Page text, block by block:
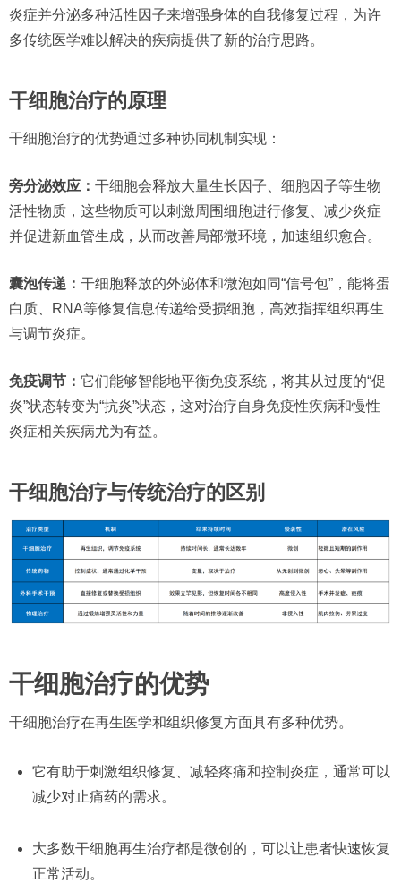
炎症并分泌多种活性因子来增强身体的自我修复过程，为许
多传统医学难以解决的疾病提供了新的治疗思路。
干细胞治疗的原理
干细胞治疗的优势通过多种协同机制实现：
旁分泌效应： 干细胞会释放大量生长因子、细胞因子等生物
活性物质，这些物质可以刺激周围细胞进行修复、减少炎症
并促进新血管生成，从而改善局部微环境，加速组织愈合。
囊泡传递： 干细胞释放的外泌体和微泡如同“信号包”，能将蛋
白质、RNA等修复信息传递给受损细胞，高效指挥组织再生
与调节炎症。
免疫调节： 它们能够智能地平衡免疫系统，将其从过度的“促
炎”状态转变为“抗炎”状态，这对治疗自身免疫性疾病和慢性
炎症相关疾病尤为有益。
干细胞治疗与传统治疗的区别
干细胞治疗的优势
干细胞治疗在再生医学和组织修复方面具有多种优势。
它有助于刺激组织修复、减轻疼痛和控制炎症，通常可以
减少对止痛药的需求。
大多数干细胞再生治疗都是微创的，可以让患者快速恢复
正常活动。